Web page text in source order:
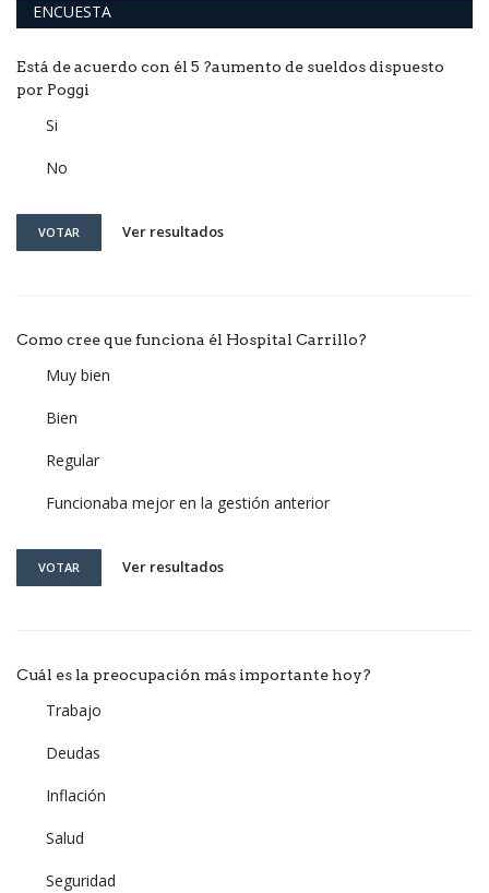
ENCUESTA
Está de acuerdo con él 5 ?aumento de sueldos dispuesto
por Poggi
Si
No
VOTAR Ver resultados
Como cree que funciona él Hospital Carrillo?
Muy bien
Bien
Regular
Funcionaba mejor en la gestión anterior
VOTAR Ver resultados
Cuál es la preocupación más importante hoy?
Trabajo
Deudas
Inflación
Salud
Seguridad